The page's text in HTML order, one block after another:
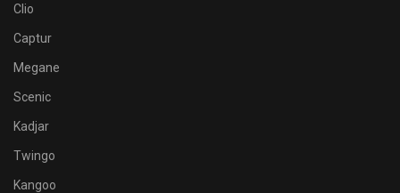
Clio
Captur
Megane
Scenic
Kadjar
Twingo
Kangoo